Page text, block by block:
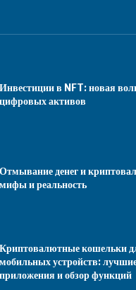
Инвестиции в NFT: новая
цифровых активов
Отмывание денег и
мифы и реальность
Криптовалютные кошельки
мобильных устройств:
приложения и обзор функций